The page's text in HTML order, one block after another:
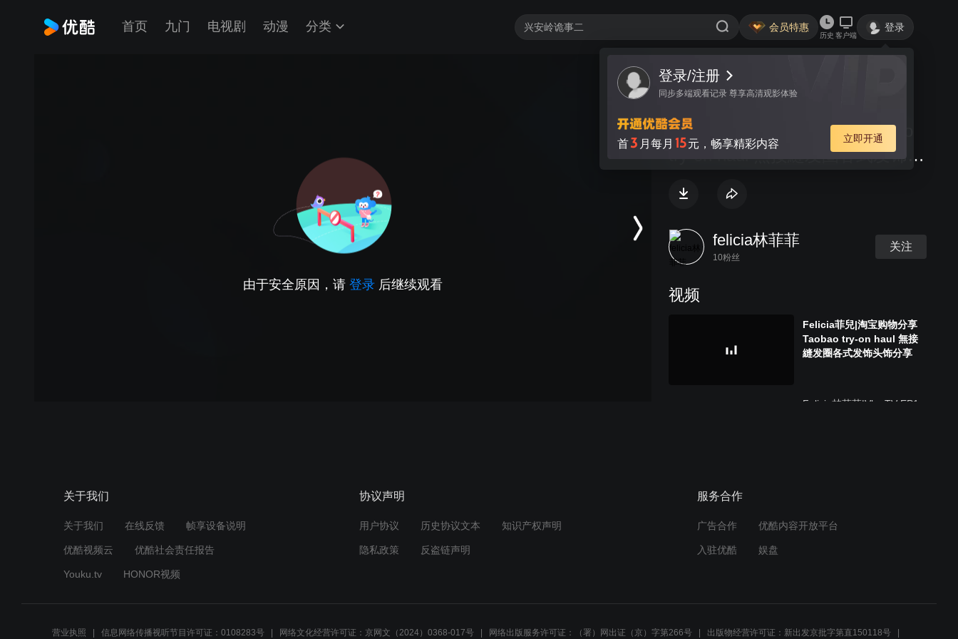
首页 九门 电视剧 动漫 分类 会员特惠
历史 客户端
登录
登录/注册
同步多端观看记录 尊享高清观影体验
首3 月每月 15元，畅享精彩内容 立即开通
由于安全原因，请 登录 后继续观看
视频 讨论
Felicia菲兒|淘宝购物分享Taobao
try-on haul 無接縫发圈各式发饰头
felicia林菲菲
10粉丝
关注
视频
Felicia菲兒|淘宝购物分享
Taobao try-on haul 無接
縫发圈各式发饰头饰分享
Felicia林菲菲|VlogTV EP1:
关于我们
关于我们 在线反馈 帧享设备说明
优酷视频云 优酷社会责任报告
Youku.tv HONOR视频
协议声明
用户协议 历史协议文本 知识产权声明
隐私政策 反盗链声明
服务合作
广告合作 优酷内容开放平台
入驻优酷 娱盘
营业执照 信息网络传播视听节目许可证：0108283号 网络文化经营许可证：京网文（2024）0368-017号 网络出版服务许可证：（署）网出证（京）字第266号 出版物经营许可证：新出发京批字第直150118号